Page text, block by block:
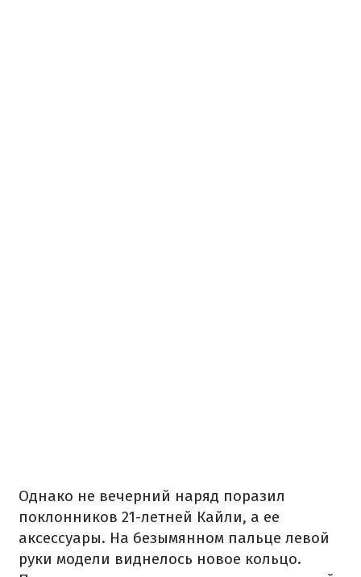
Однако не вечерний наряд поразил
поклонников 21-летней Кайли, а ее
аксессуары. На безымянном пальце левой
руки модели виднелось новое кольцо.